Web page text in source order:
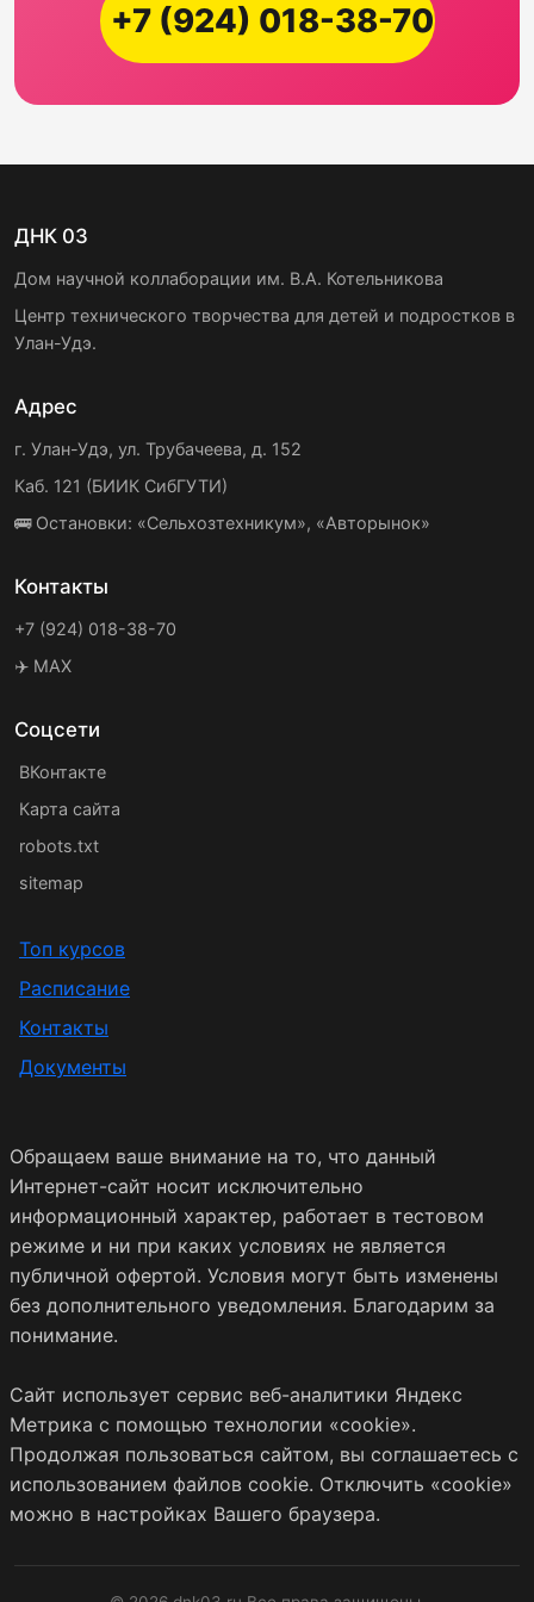
+7 (924) 018-38-70
ДНК 03
Дом научной коллаборации им. В.А. Котельникова
Центр технического творчества для детей и подростков в
Улан-Удэ.
Адрес
г. Улан-Удэ, ул. Трубачеева, д. 152
Каб. 121 (БИИК СибГУТИ)
🚌 Остановки: «Сельхозтехникум», «Авторынок»
Контакты
+7 (924) 018-38-70
✈️ MAX
Соцсети
ВКонтакте
Карта сайта
robots.txt
sitemap
Топ курсов
Расписание
Контакты
Документы
Обращаем ваше внимание на то, что данный
Интернет-сайт носит исключительно
информационный характер, работает в тестовом
режиме и ни при каких условиях не является
публичной офертой. Условия могут быть изменены
без дополнительного уведомления. Благодарим за
понимание.
Сайт использует сервис веб-аналитики Яндекс
Метрика с помощью технологии «cookie».
Продолжая пользоваться сайтом, вы соглашаетесь с
использованием файлов cookie. Отключить «cookie»
можно в настройках Вашего браузера.